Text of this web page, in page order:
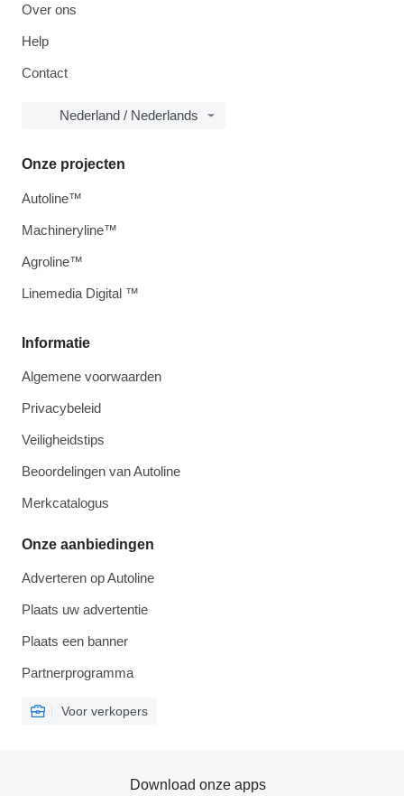
Over ons
Help
Contact
Nederland / Nederlands
Informatie
Algemene voorwaarden
Privacybeleid
Veiligheidstips
Beoordelingen van Autoline
Merkcatalogus
Onze aanbiedingen
Adverteren op Autoline
Plaats uw advertentie
Plaats een banner
Partnerprogramma
Voor verkopers
Onze projecten
Autoline™
Machineryline™
Agroline™
Linemedia Digital ™
Download onze apps